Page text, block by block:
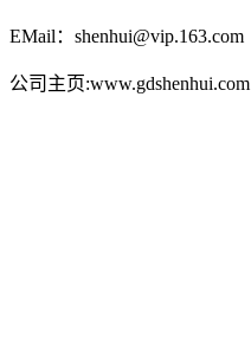
EMail：shenhui@vip.163.com
公司主页:www.gdshenhui.com